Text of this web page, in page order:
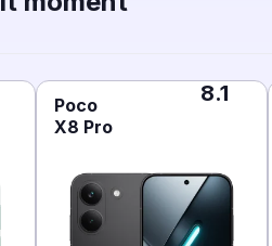
Poco
X8 Pro
8.1